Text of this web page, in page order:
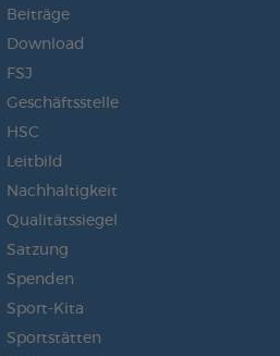
Beiträge
Download
FSJ
Geschäftsstelle
HSC
Leitbild
Nachhaltigkeit
Qualitätssiegel
Satzung
Spenden
Sport-Kita
Sportstätten